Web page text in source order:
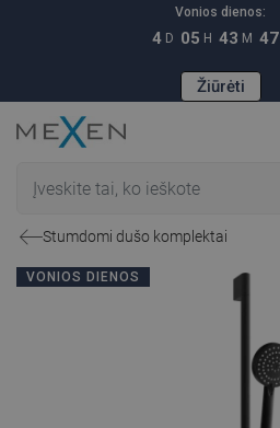
Vonios dienos:
4 D 05 H 43 M 46
Žiūrėti
Stumdomi dušo komplektai
VONIOS DIENOS